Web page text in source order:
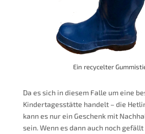
Ein recycelter
Da es sich in diesem Falle um eine
Kindertagesstätte handelt – die
kann es nur ein Geschenk mit
sein. Wenn es dann auch noch gefällt